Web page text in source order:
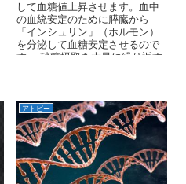
して血糖値上昇させます。血中
の血統安定のために膵臓から
「インシュリン」（ホルモン）
を分泌して血糖安定させるので
す。 砂糖摂取を大量に繰り返す
ルモン」から補ってくるので
す。
アトピー